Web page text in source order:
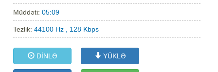
Müddəti:05:09
Tezlik:44100 Hz , 128 Kbps
DİNLƏ YÜKLƏ